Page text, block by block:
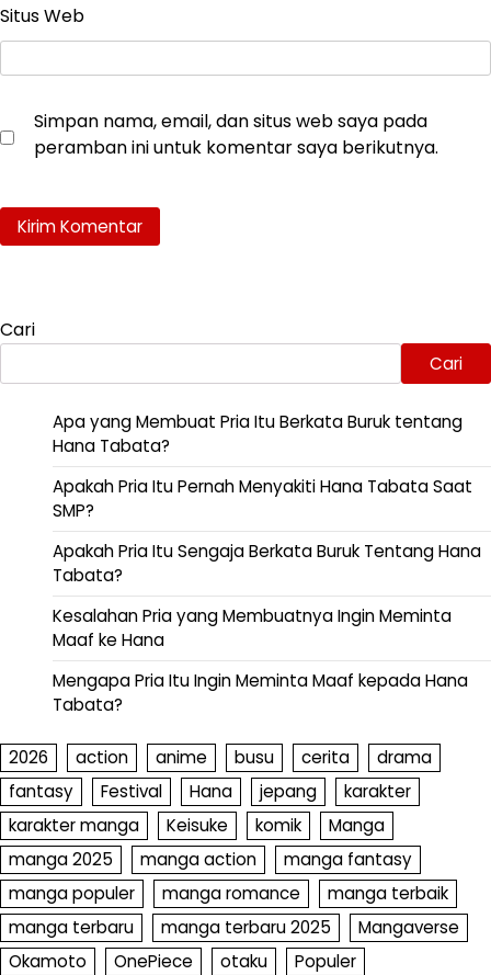
Situs Web
Simpan nama, email, dan situs web saya pada
peramban ini untuk komentar saya berikutnya.
Cari
Cari
Apa yang Membuat Pria Itu Berkata Buruk tentang
Hana Tabata?
Apakah Pria Itu Pernah Menyakiti Hana Tabata Saat
SMP?
Apakah Pria Itu Sengaja Berkata Buruk Tentang Hana
Tabata?
Kesalahan Pria yang Membuatnya Ingin Meminta
Maaf ke Hana
Mengapa Pria Itu Ingin Meminta Maaf kepada Hana
Tabata?
2026 action anime busu cerita
drama
fantasy
Festival Hana jepang
karakter
karakter manga
Keisuke komik
Manga
manga 2025
manga action
manga fantasy
manga populer
manga romance
manga terbaik
manga terbaru
manga terbaru 2025
Mangaverse
Okamoto
OnePiece otaku
Populer